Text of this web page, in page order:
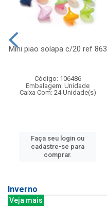
Mini piao solapa c/20 ref 863
Código: 106486
Embalagem: Unidade
Caixa Com: 24 Unidade(s)
Faça seu login ou
cadastre-se para
comprar.
Inverno
Veja mais